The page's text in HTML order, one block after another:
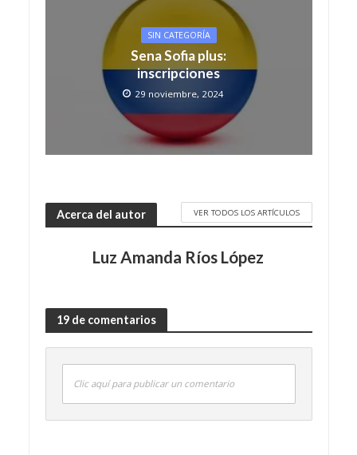
SIN CATEGORÍA
Sena Sofia plus:
inscripciones
29 noviembre, 2024
Acerca del autor VER TODOS LOS ARTÍCULOS
Luz Amanda Ríos López
19 de comentarios
Clic aquí para publicar un comentario